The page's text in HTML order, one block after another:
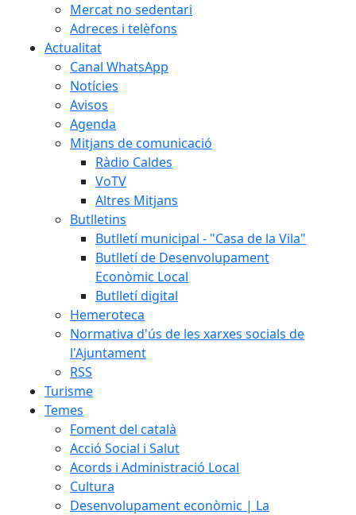
Mercat no sedentari
Adreces i telèfons
Actualitat
Canal WhatsApp
Notícies
Avisos
Agenda
Mitjans de comunicació
Ràdio Caldes
VoTV
Altres Mitjans
Butlletins
Butlletí municipal - "Casa de la Vila"
Butlletí de Desenvolupament
Econòmic Local
Butlletí digital
Hemeroteca
Normativa d'ús de les xarxes socials de
l'Ajuntament
RSS
Turisme
Temes
Foment del català
Acció Social i Salut
Acords i Administració Local
Cultura
Desenvolupament econòmic | La